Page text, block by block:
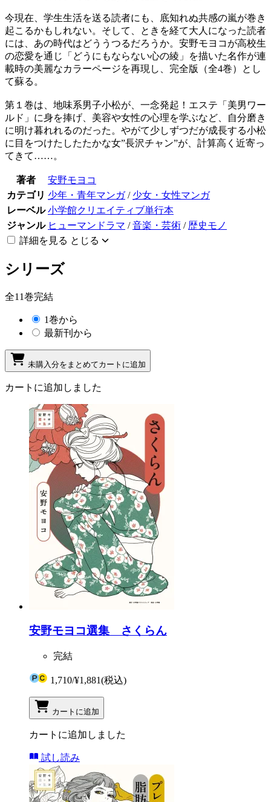
今現在、学生生活を送る読者にも、底知れぬ共感の嵐が巻き
起こるかもしれない。そして、ときを経て大人になった読者
には、あの時代はどううつるだろうか。安野モヨコが高校生
の恋愛を通じ「どうにもならない心の綾」を描いた名作が連
載時の美麗なカラーページを再現し、完全版（全4巻）とし
て蘇る。
第１巻は、地味系男子小松が、一念発起！エステ「美男ワー
ルド」に身を捧げ、美容や女性の心理を学ぶなど、自分磨き
に明け暮れれるのだった。やがて少しずつだが成長する小松
に目をつけたしたたかな女”長沢チャン”が、計算高く近寄っ
てきて……。
著者
安野モヨコ
カテゴリ 少年・青年マンガ/ 少女・女性マンガ
レーベル 小学館クリエイティブ単行本
ジャンル ヒューマンドラマ /音楽・芸術 / 歴史モノ
詳細を見る とじる
シリーズ
全11巻完結
1巻から
最新刊から
未購入分をまとめてカートに追加
カートに追加しました
安野モヨコ選集 さくらん
完結
1,710/¥1,881(税込)
カートに追加
カートに追加しました
試し読み